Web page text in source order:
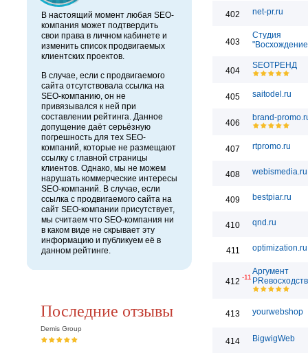
В настоящий момент любая SEO-
компания может подтвердить
свои права в личном кабинете и
изменить список продвигаемых
клиентских проектов.
В случае, если с продвигаемого
сайта отсутствовала ссылка на
SEO-компанию, он не
привязывался к ней при
составлении рейтинга. Данное
допущение даёт серьёзную
погрешность для тех SEO-
компаний, которые не размещают
ссылку с главной страницы
клиентов. Однако, мы не можем
нарушать коммерческие интересы
SEO-компаний. В случае, если
ссылка с продвигаемого сайта на
сайт SEO-компании присутствует,
мы считаем что SEO-компания ни
в каком виде не скрывает эту
информацию и публикуем её в
данном рейтинге.
Последние отзывы
Demis Group
402 net-pr.ru
403
Студия
404
SEOТРЕНД
405 saitodel.ru
406
brand-
407 rtpromo.ru
408 webismedia.ru
409 bestpiar.ru
410 qnd.ru
411 optimization.ru
412 -11
Аргумент
413 yourwebshop
414 BigwigWeb